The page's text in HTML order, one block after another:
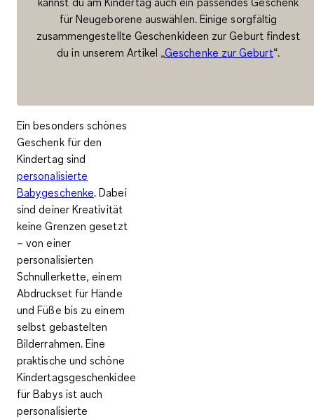
für Neugeborene auswählen. Einige sorgfältig
zusammengestellte Geschenkideen zur Geburt findest
du in unserem Artikel „Geschenke zur Geburt“.
Ein besonders schönes
Geschenk für den
Kindertag sind
personalisierte
Babygeschenke. Dabei
sind deiner Kreativität
keine Grenzen gesetzt
– von einer
personalisierten
Schnullerkette, einem
Abdruckset für Hände
und Füße bis zu einem
selbst gebastelten
Bilderrahmen. Eine
praktische und schöne
Kindertagsgeschenkidee
für Babys ist auch
personalisierte